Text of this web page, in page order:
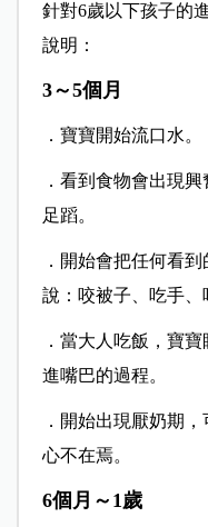
針對6歲以下孩子的
說明：
3～5個月
．寶寶開始流口水。
．看到食物會出現
足蹈。
．開始會把任何看
說：咬被子、吃手、
．當大人吃飯，寶
進嘴巴的過程。
．開始出現厭奶期
心不在焉。
6個月～1歲